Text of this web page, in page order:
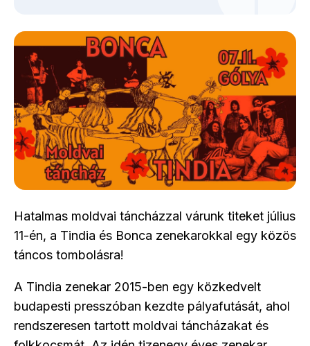
Hatalmas moldvai táncházzal várunk titeket július
11-én, a Tindia és Bonca zenekarokkal egy közös
táncos tombolásra!
A Tindia zenekar 2015-ben egy közkedvelt
budapesti presszóban kezdte pályafutását, ahol
rendszeresen tartott moldvai táncházakat és